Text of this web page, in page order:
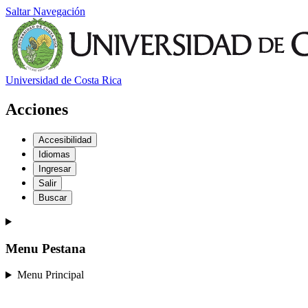
Saltar Navegación
Universidad de Costa Rica
Acciones
Accesibilidad
Idiomas
Ingresar
Salir
Buscar
Menu Pestana
Menu Principal